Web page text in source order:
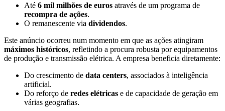
Até 6 mil milhões de euros através de um programa de
recompra de ações.
O remanescente via dividendos.
Este anúncio ocorreu num momento em que as ações atingiram
máximos históricos, refletindo a procura robusta por equipamentos
de produção e transmissão elétrica. A empresa beneficia diretamente:
Do crescimento de data centers, associados à inteligência
artificial.
Do reforço de redes elétricas e de capacidade de geração em
várias geografias.